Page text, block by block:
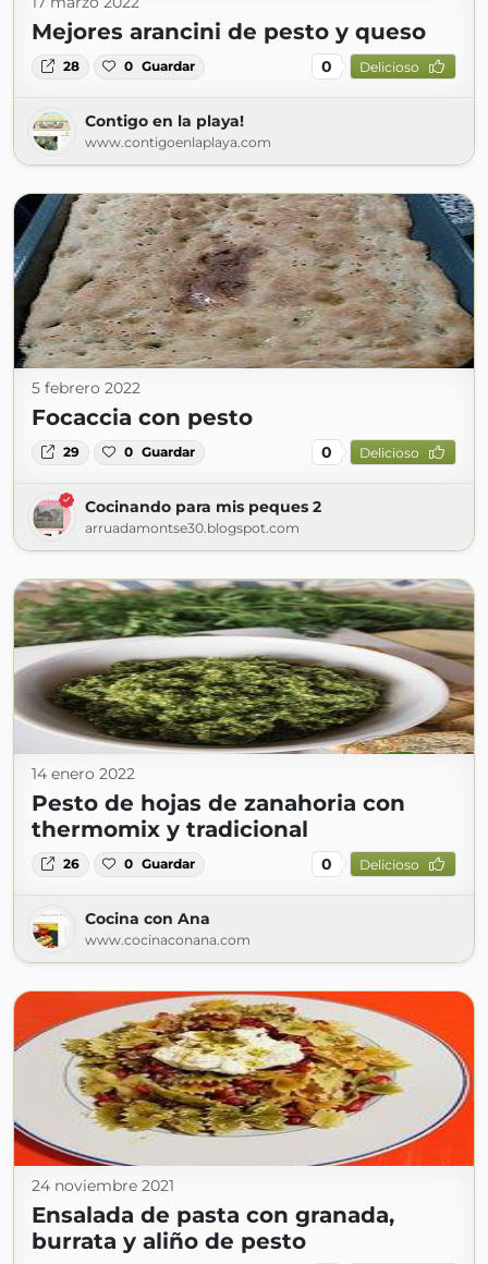
Mejores arancini de pesto y queso
28 0 Guardar 0 Delicioso
Contigo en la playa!
www.contigoenlaplaya.com
5 febrero 2022
Focaccia con pesto
29 0 Guardar 0 Delicioso
Cocinando para mis peques 2
arruadamontse30.blogspot.com
14 enero 2022
Pesto de hojas de zanahoria con
thermomix y tradicional
26 0 Guardar 0 Delicioso
Cocina con Ana
www.cocinaconana.com
24 noviembre 2021
Ensalada de pasta con granada,
burrata y aliño de pesto